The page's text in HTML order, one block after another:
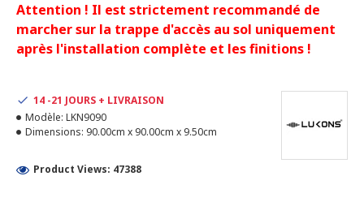
Attention ! Il est strictement recommandé de
marcher sur la trappe d'accès au sol uniquement
après l'installation complète et les finitions !
14 -21 JOURS + LIVRAISON
Modèle: LKN9090
Dimensions: 90.00cm x 90.00cm x 9.50cm
Product Views: 47388